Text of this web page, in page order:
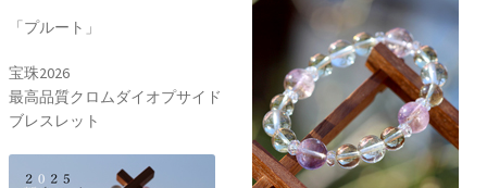
「プルート」
宝珠2026
最高品質クロムダイオプサイド
ブレスレット